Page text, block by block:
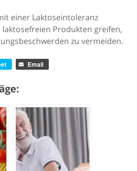
einer Laktoseintoleranz
Produkten greifen,
zu vermeiden.
Email